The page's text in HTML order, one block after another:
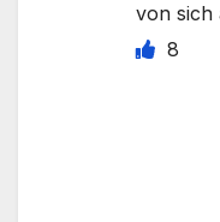
von sich
8